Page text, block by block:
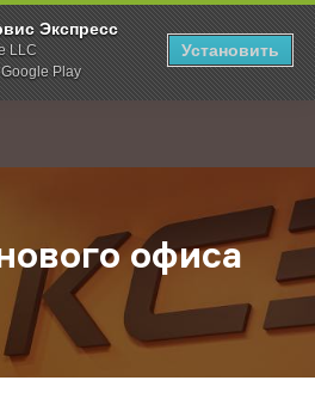
Экспресс
LLC
Play
Установить
Открытие нового офиса КСЭ
офиса